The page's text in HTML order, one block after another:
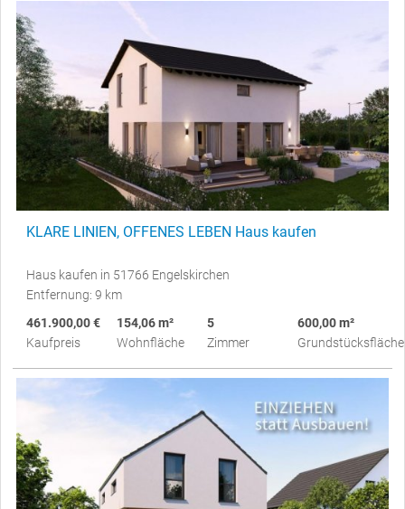
KLARE LINIEN, OFFENES LEBEN Haus kaufen
Haus kaufen in 51766 Engelskirchen
Entfernung: 9 km
461.900,00 €
Kaufpreis
154,06 m²
Wohnfläche
5
Zimmer
600,00 m²
Grundstücksfläche